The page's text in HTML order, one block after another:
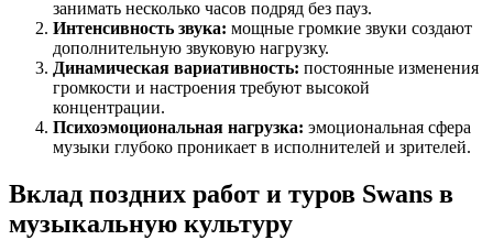
занимать несколько часов подряд без пауз.
Интенсивность звука: мощные громкие звуки создают
дополнительную звуковую нагрузку.
Динамическая вариативность: постоянные изменения
громкости и настроения требуют высокой
концентрации.
Психоэмоциональная нагрузка: эмоциональная сфера
музыки глубоко проникает в исполнителей и зрителей.
Вклад поздних работ и туров Swans в
музыкальную культуру